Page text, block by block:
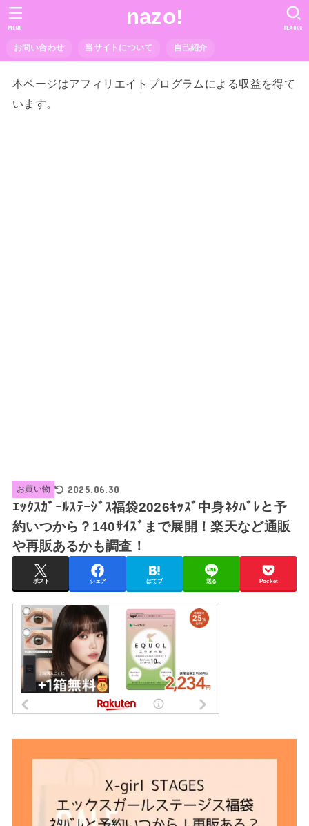
nazo!
お問い合わせ 当サイトについて 自己紹介
SEARCH
MENU
本ページはアフィリエイトプログラムによる収益を得て
います。
お買い物 2025.06.30
ｴｯｸｽｶﾞｰﾙｽﾃｰｼﾞｽ福袋2026ｷｯｽﾞ中身ﾈﾀﾊﾞﾚと予
約いつから？140ｻｲｽﾞまで展開！楽天など通販
や再販あるかも調査！
ポスト シェア はてブ 送る Pocket